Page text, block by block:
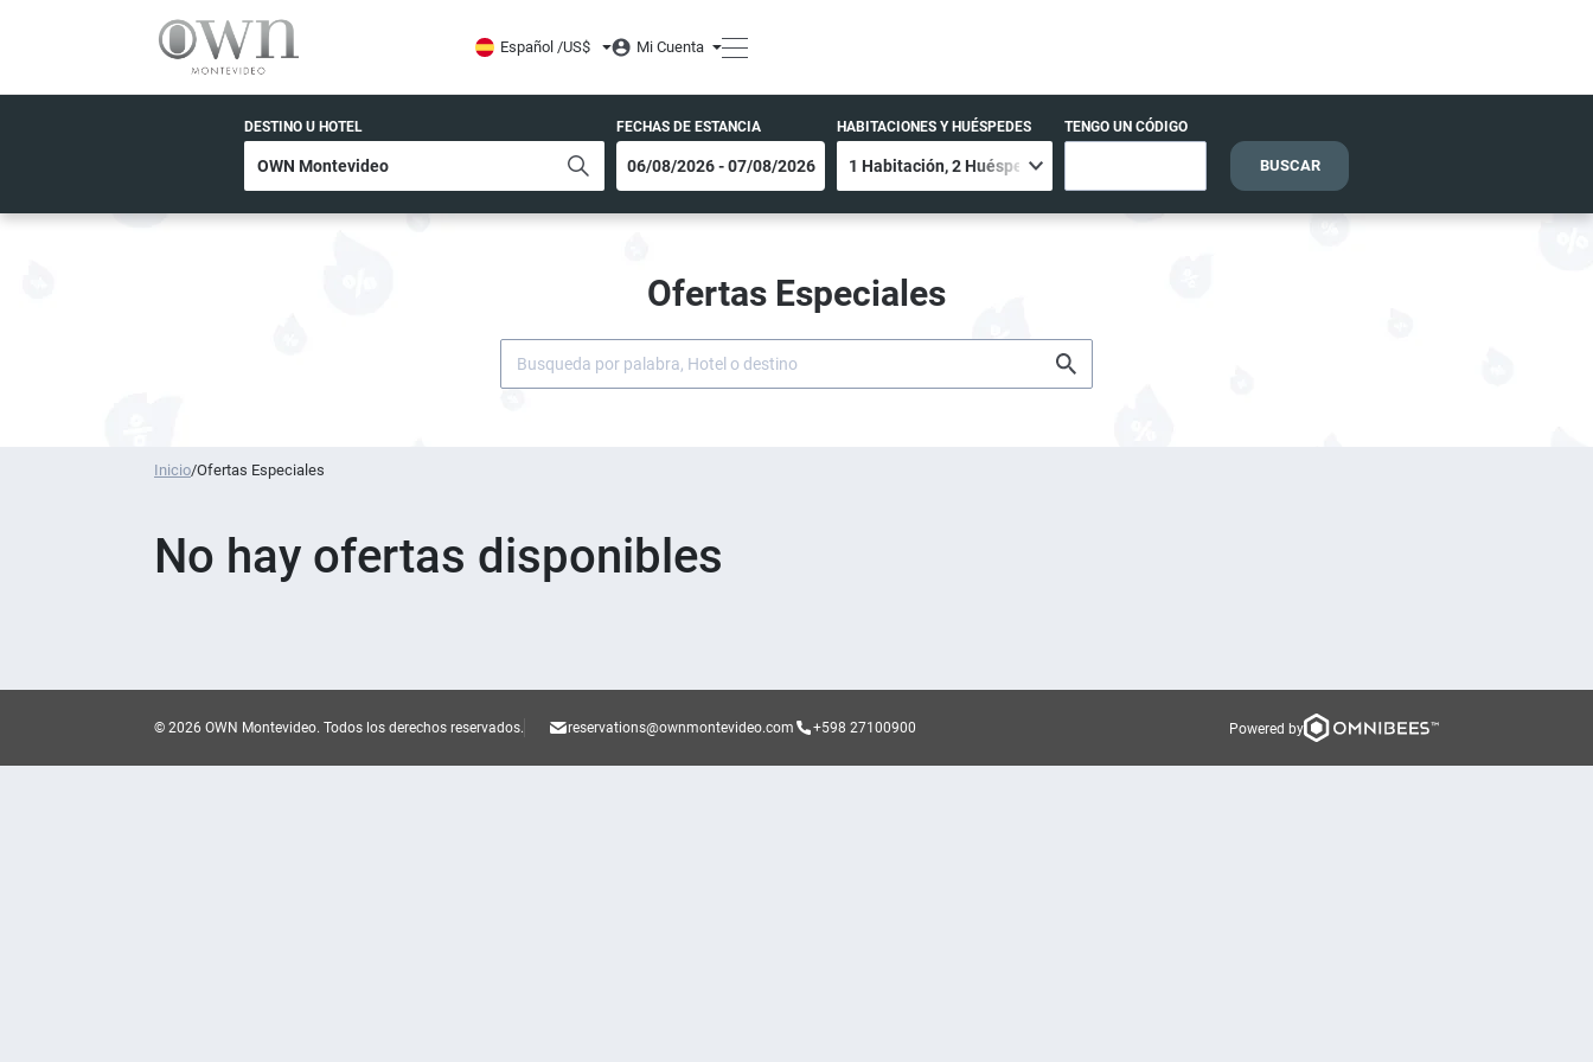
Español /US$ Mi Cuenta
DESTINO U HOTEL FECHAS DE ESTANCIA HABITACIONES Y HUÉSPEDES TENGO UN CÓDIGO
BUSCAR
Ofertas Especiales
Inicio/Ofertas Especiales
No hay ofertas disponibles
reservations@ownmontevideo.com +598 27100900
© 2026 OWN Montevideo. Todos los derechos reservados. Powered by